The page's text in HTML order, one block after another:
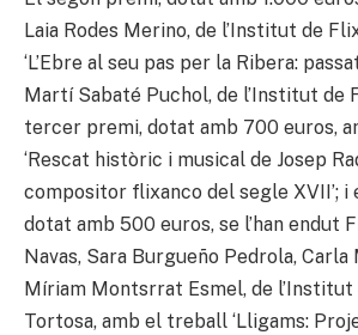
Laia Rodes Merino, de l’Institut de
‘L’Ebre al seu pas per la Ribera:
Martí Sabaté Puchol, de l’Institut de
tercer premi, dotat amb 700 euros,
‘Rescat històric i musical de Josep
compositor flixanco del segle XVII’; i
dotat amb 500 euros, se l’han endut
Navas, Sara Burgueño Pedrola,
Míriam Montsrrat Esmel, de l’Institut
Tortosa, amb el treball ‘Lligams: